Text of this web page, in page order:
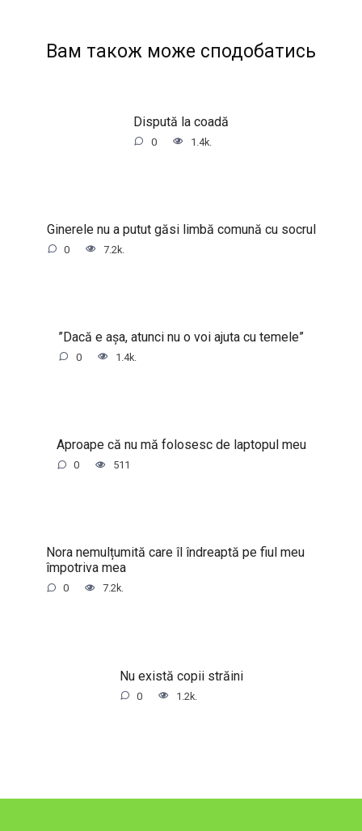
Вам також може сподобатись
Dispută la coadă
0 1.4k.
Ginerele nu a putut găsi limbă comună cu socrul
0 7.2k.
”Dacă e așa, atunci nu o voi ajuta cu temele”
0 1.4k.
Aproape că nu mă folosesc de laptopul meu
0 511
Nora nemulțumită care îl îndreaptă pe fiul meu
împotriva mea
0 7.2k.
Nu există copii străini
0 1.2k.